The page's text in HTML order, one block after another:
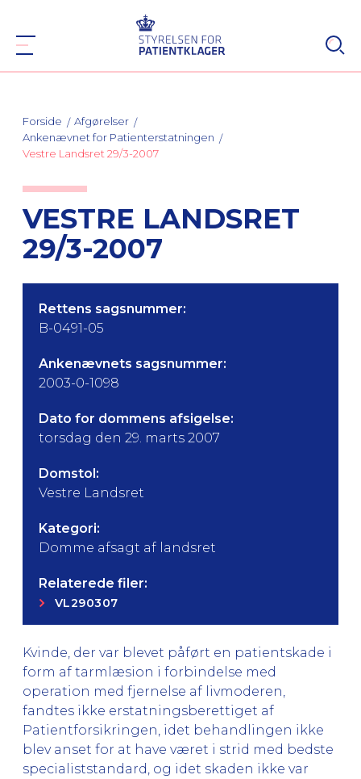
Forside
Afgørelser
Ankenævnet for Patienterstatningen
Vestre Landsret 29/3-2007
VESTRE LANDSRET
29/3-2007
Rettens sagsnummer:
B-0491-05
Ankenævnets sagsnummer:
2003-0-1098
Dato for dommens afsigelse:
torsdag den 29. marts 2007
Domstol:
Vestre Landsret
Kategori:
Domme afsagt af landsret
Relaterede filer:
VL290307
Kvinde, der var blevet påført en patientskade i
form af tarmlæsion i forbindelse med
operation med fjernelse af livmoderen,
fandtes ikke erstatningsberettiget af
Patientforsikringen, idet behandlingen ikke
blev anset for at have været i strid med bedste
specialiststandard, og idet skaden ikke var